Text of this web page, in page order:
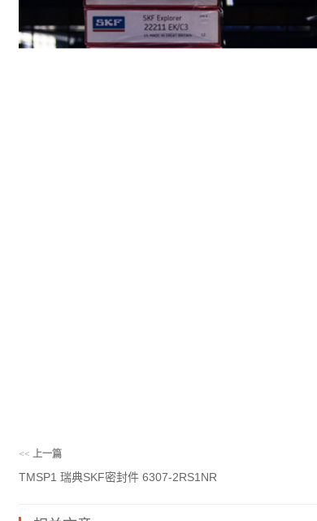
<< 上一篇
TMSP1 瑞典SKF密封件 6307-2RS1NR